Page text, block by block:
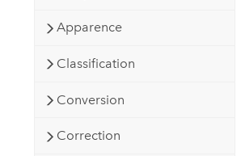
Apparence
Classification
Conversion
Correction